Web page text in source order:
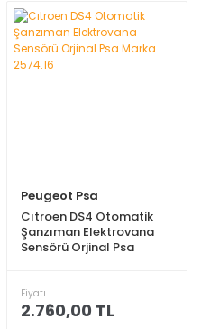
Peugeot Psa
Cıtroen DS4 Otomatik
Şanzıman Elektrovana
Sensörü Orjinal Psa
Fiyatı
2.760,00 TL